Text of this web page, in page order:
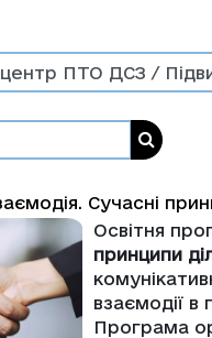
Пошук
Сучасні
Освітня
принципи
взаємодії
Програма